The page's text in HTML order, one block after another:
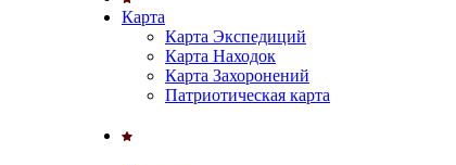
Карта
Карта Экспедиций
Карта Находок
Карта Захоронений
Патриотическая карта